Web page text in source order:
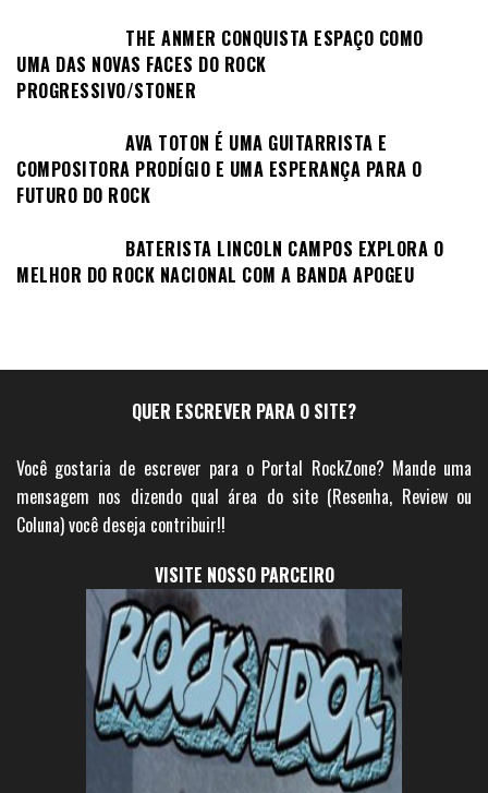
THE ANMER CONQUISTA ESPAÇO COMO
UMA DAS NOVAS FACES DO ROCK
PROGRESSIVO/STONER
AVA TOTON É UMA GUITARRISTA E
COMPOSITORA PRODÍGIO E UMA ESPERANÇA PARA O
FUTURO DO ROCK
BATERISTA LINCOLN CAMPOS EXPLORA O
MELHOR DO ROCK NACIONAL COM A BANDA APOGEU
QUER ESCREVER PARA O SITE?
Você gostaria de escrever para o Portal RockZone? Mande uma
mensagem nos dizendo qual área do site (Resenha, Review ou
Coluna) você deseja contribuir!!
VISITE NOSSO PARCEIRO